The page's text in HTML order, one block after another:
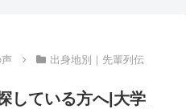
出身地別｜先輩列伝
している方へ|大学